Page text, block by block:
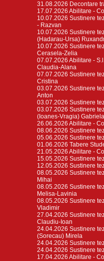
31.08.2026 Decontare
17.07.2026 Abilitare -
10.07.2026 Sustinere
- Razvan
10.07.2026 Sustinere
(Hadarau-Ursa)
10.07.2026 Sustinere
Cerasela-Zelia
07.07.2026 Abilitare -
Claudia-Alana
07.07.2026 Sustinere
Cristina
03.07.2026 Sustinere
Anton
03.07.2026 Sustinere
03.07.2026 Sustinere
(Ioanes-Vragia)
26.06.2026 Abilitare -
08.06.2026 Sustinere
05.06.2026 Sustinere
01.06.2026 Tabere
21.05.2026 Abilitare -
15.05.2026 Sustinere
12.05.2026 Sustinere
08.05.2026 Sustinere
Mihai
08.05.2026 Sustinere
Melisa-Lavinia
08.05.2026 Sustinere
Vladimir
27.04.2026 Sustinere
Claudiu-Ioan
24.04.2026 Sustinere
(Sorecau) Mirela
24.04.2026 Sustinere
24.04.2026 Sustinere
17.04.2026 Abilitare -